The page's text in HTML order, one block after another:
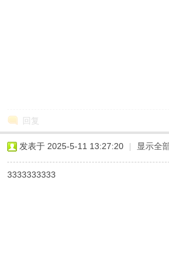
回复
发表于 2025-5-11 13:27:20 | 显示全
3333333333